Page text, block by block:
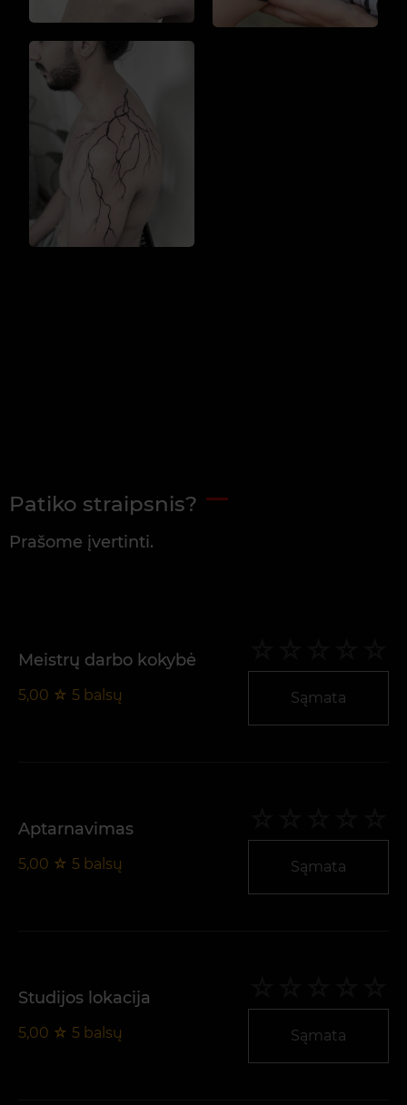
Patiko straipsnis?
Prašome įvertinti.
Meistrų darbo kokybė
5,00 ☆ 5 balsų Sąmata
Aptarnavimas
5,00 ☆ 5 balsų Sąmata
Studijos lokacija
5,00 ☆ 5 balsų Sąmata